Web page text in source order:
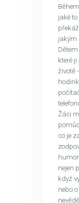
jaké
jakým
které
životě
Žáci
co je
nejen
když
nebo